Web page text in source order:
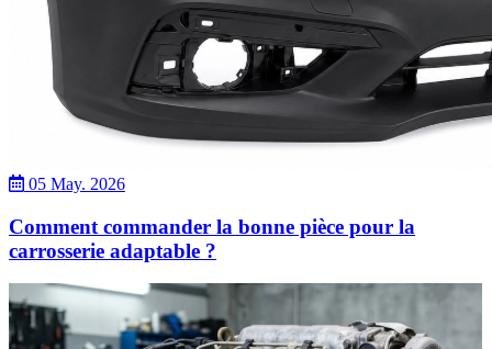
05 May. 2026
Comment commander la bonne pièce pour la
carrosserie adaptable ?